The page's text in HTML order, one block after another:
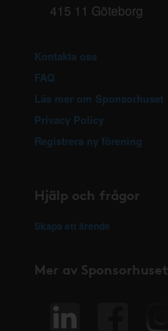
415 11 Göteborg
Kontakta oss
FAQ
Läs mer om Sponsorhuset
Privacy Policy
Registrera ny förening
Hjälp och frågor
Skapa ett ärende
Mer av Sponsorhuset